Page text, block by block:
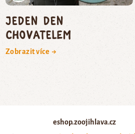
Jeden den
chovatelem
Zobrazit více →
eshop.zoojihlava.cz